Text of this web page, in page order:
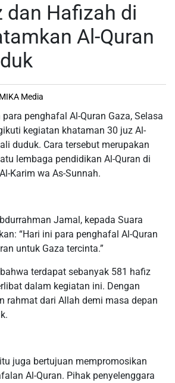
dan Hafizah di
Al-Quran
Media
para penghafal Al-Quran Gaza, Selasa
kegiatan khataman 30 juz Al-
duduk. Cara tersebut merupakan
lembaga pendidikan Al-Quran di
Karim wa As-Sunnah.
Jamal, kepada Suara
“Hari ini para penghafal Al-Quran
untuk Gaza tercinta.”
terdapat sebanyak 581 hafiz
dalam kegiatan ini. Dengan
rahmat dari Allah demi masa depan
juga bertujuan mempromosikan
Al-Quran. Pihak penyelenggara